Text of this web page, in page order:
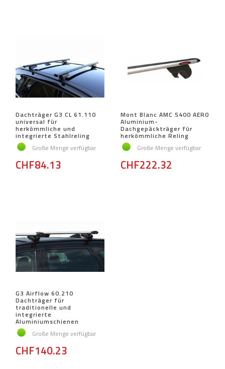
Dachträger G3 CL 61.110
universal für
herkömmliche und
integrierte Stahlreling
Große Menge verfügbar
CHF84.13
Mont Blanc AMC 5400 AERO
Aluminium-
Dachgepäckträger für
herkömmliche Reling
Große Menge verfügbar
CHF222.32
G3 Airflow 60.210
Dachträger für
traditionelle und
integrierte
Aluminiumschienen
Große Menge verfügbar
CHF140.23